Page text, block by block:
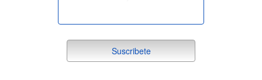
suscribete
Suscribete